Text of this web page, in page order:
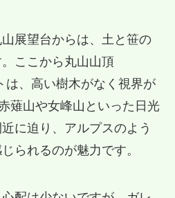
展望台からは、土と笹の
ここから丸山山頂
は、高い樹木がなく視界が
薙山や女峰山といった日光
に迫り、アルプスのよう
られるのが魅力です。